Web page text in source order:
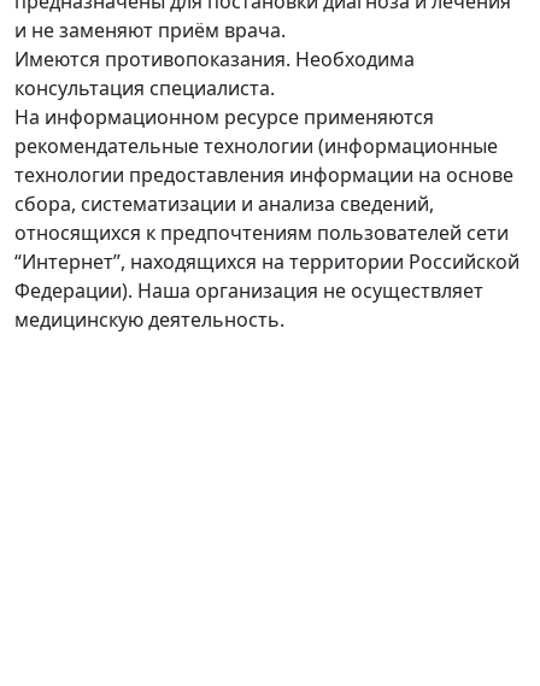
и не заменяют приём врача.
Имеются противопоказания. Необходима
консультация специалиста.
На информационном ресурсе применяются
рекомендательные технологии (информационные
технологии предоставления информации на основе
сбора, систематизации и анализа сведений,
относящихся к предпочтениям пользователей сети
“Интернет”, находящихся на территории Российской
Федерации). Наша организация не осуществляет
медицинскую деятельность.